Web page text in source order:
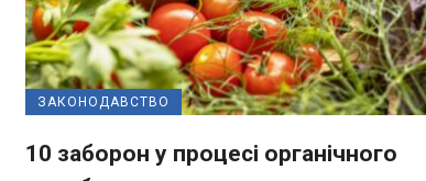
ЗАКОНОДАВСТВО
10 заборон у процесі органічного